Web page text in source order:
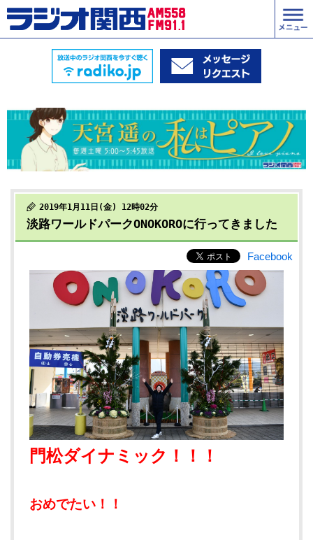
2019年1月11日(金) 12時02分
淡路ワールドパークONOKOROに行ってきました
Facebook
門松ダイナミック！！！
おめでたい！！